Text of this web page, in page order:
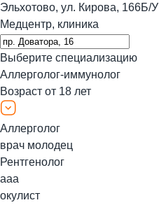
Эльхотово, ул. Кирова, 166Б/У
Медцентр, клиника
Выберите специализацию
Аллерголог-иммунолог
Возраст от 18 лет
Аллерголог
врач молодец
Рентгенолог
ааа
окулист